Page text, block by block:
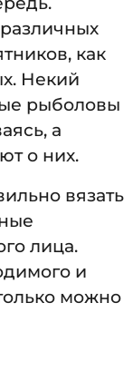
как
Некий
рыболовы
а
о них.
вязать
лица.
и
можно